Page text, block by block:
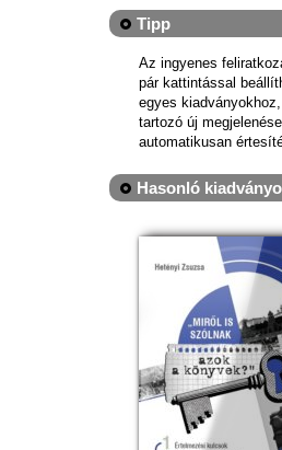
Tipp
Az ingyenes
pár kattintással
egyes
tartozó új
automatikusan
Hasonló